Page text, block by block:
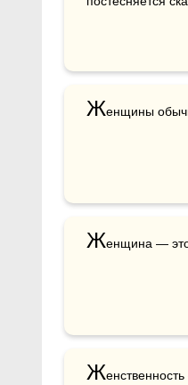
Женщины
Женщина —
Ж